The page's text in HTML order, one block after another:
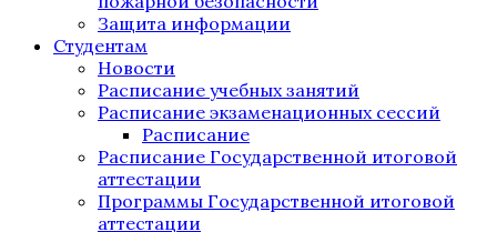
Защита информации
Студентам
Новости
Расписание учебных занятий
Расписание экзаменационных сессий
Расписание
Расписание Государственной итоговой
аттестации
Программы Государственной итоговой
аттестации